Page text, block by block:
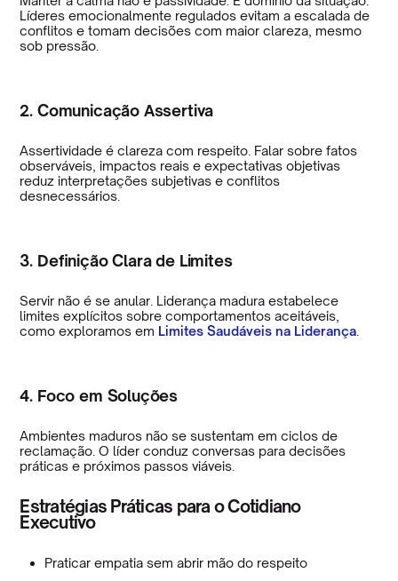
Líderes emocionalmente regulados evitam a escalada de
conflitos e tomam decisões com maior clareza, mesmo
sob pressão.
2. Comunicação Assertiva
Assertividade é clareza com respeito. Falar sobre fatos
observáveis, impactos reais e expectativas objetivas
reduz interpretações subjetivas e conflitos
desnecessários.
3. Definição Clara de Limites
Servir não é se anular. Liderança madura estabelece
limites explícitos sobre comportamentos aceitáveis,
como exploramos em Limites Saudáveis na Liderança
4. Foco em Soluções
Ambientes maduros não se sustentam em ciclos de
reclamação. O líder conduz conversas para decisões
práticas e próximos passos viáveis.
Estratégias Práticas para o Cotidiano
Executivo
Praticar empatia sem abrir mão do respeito